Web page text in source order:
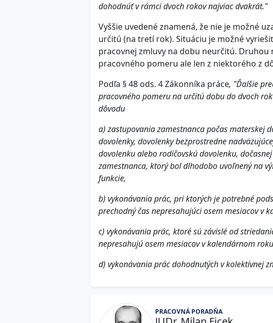
dohodnúť v rámci dvoch rokov najviac dvakrát."
Vyššie uvedené znamená, že nie je možné
určitú (na tretí rok). Situáciu je možné
pracovnej zmluvy na dobu neurčitú.
pracovného pomeru ale len z niektorého z
Podľa § 48 ods. 4 Zákonníka práce, "Ďalšie
pracovného pomeru na určitú dobu do dvoch
dôvodu
a) zastupovania zamestnanca počas materskej
dovolenky, dovolenky bezprostredne
dovolenku alebo rodičovskú dovolenku,
zamestnanca, ktorý bol dlhodobo uvoľnený na
funkcie,
b) vykonávania prác, pri ktorých je potrebné
prechodný čas nepresahujúci osem mesiacov v
c) vykonávania prác, ktoré sú závislé od
nepresahujú osem mesiacov v kalendárnom
d) vykonávania prác dohodnutých v kolektívnej
PRACOVNÁ PORADŇA